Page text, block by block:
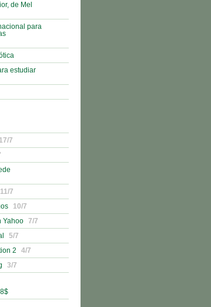
de Mel
para
estudiar
17/7
11/7
10/7
Yahoo
7/7
5/7
2
4/7
3/7